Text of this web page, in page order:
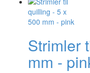
Strimler
mm -